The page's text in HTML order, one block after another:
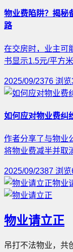
物业费陷阱？揭秘
路
在交房时，业主可
书显示1.5元/平方
欺诈或重大误解请
业沟通、申请撤销
同条款并查询备案
2025/09/2376 浏览
如何应对物业费纠
作者分享了与物业
将物业费减半并取
约金和滞纳金的合
护自身权益，避免
2025/09/2387 浏览
物业
物业请立正
吊打不法物业，共